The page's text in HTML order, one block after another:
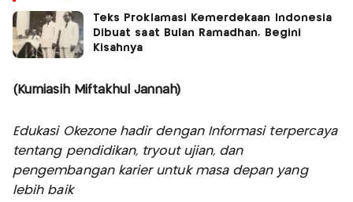
Teks Proklamasi Kemerdekaan Indonesia
Dibuat saat Bulan Ramadhan, Begini
Kisahnya
(Kurniasih Miftakhul Jannah)
Edukasi Okezone hadir dengan Informasi terpercaya
tentang pendidikan, tryout ujian, dan
pengembangan karier untuk masa depan yang
lebih baik